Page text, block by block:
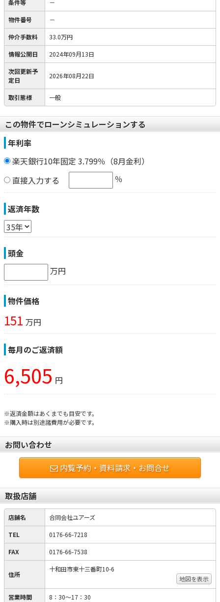
条件等 －
物件番号 －
仲介手数料 33.0万円
情報公開日 2024年09月13日
次回更新予
定日
2026年08月22日
取引態様 一般
この物件でローンシミュレーションする
年利率
楽天銀行10年固定 3.799％（8月金利）
直接入力する
％
返済年数
頭金
万円
物件価格
151 万円
毎月のご返済額
6,505 円
※返済金額はあくまでも目安です。
※購入時は別途諸費用が必要です。
お問い合わせ
内覧予約・資料請求・お問合せ
取扱店舗
店舗名 合同会社ユアーズ
TEL 0176-66-7218
FAX 0176-66-7538
住所
十和田市東十三番町10-6
地図を表示
営業時間 8：30～17：30